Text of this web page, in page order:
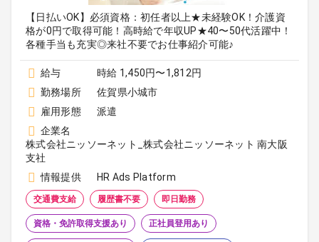
【日払いOK】必須資格：初任者以上★未経験OK！介護資
格が0円で取得可能！高時給で年収UP★40〜50代活躍中！
各種手当も充実◎来社不要でお仕事紹介可能♪
給与
時給 1,450円〜1,812円
勤務場所
佐賀県小城市
雇用形態
派遣
企業名
株式会社ニッソーネット_株式会社ニッソーネット 南大阪
支社
情報提供
HR Ads Platform
交通費支給 履歴書不要 即日勤務
資格・免許取得支援あり 正社員登用あり